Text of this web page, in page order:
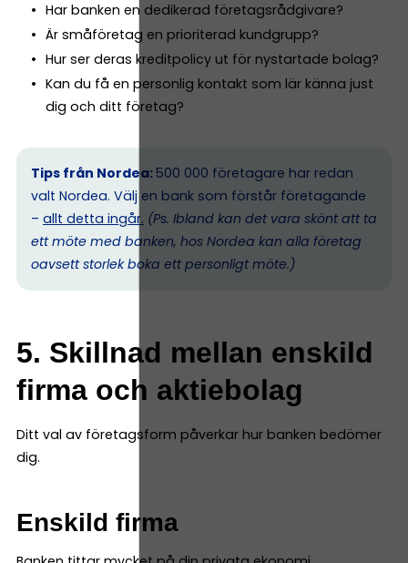
Har banken en dedikerad företagsrådgivare?
Är småföretag en prioriterad kundgrupp?
Hur ser deras kreditpolicy ut för nystartade bolag?
Kan du få en personlig kontakt som lär känna just
dig och ditt företag?
Tips från Nordea: 500 000 företagare har redan
valt Nordea. Välj en bank som förstår företagande
– allt detta ingår. (Ps. Ibland kan det vara skönt att ta
ett möte med banken, hos Nordea kan alla företag
oavsett storlek boka ett personligt möte.)
5. Skillnad mellan enskild
firma och aktiebolag
Ditt val av företagsform påverkar hur banken bedömer
dig.
Enskild firma